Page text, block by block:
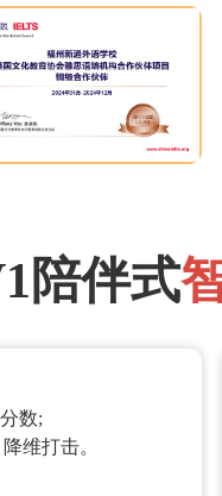
陪伴式
数;
维打击。